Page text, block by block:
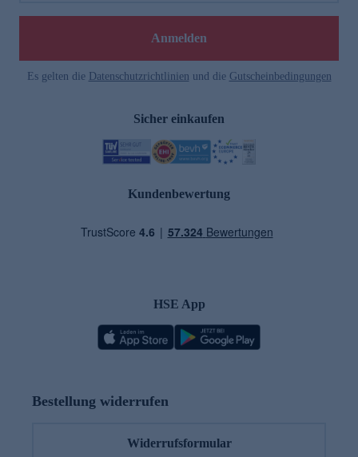
Anmelden
Es gelten die Datenschutzrichtlinien und die Gutscheinbedingungen
Sicher einkaufen
Kundenbewertung
HSE App
Bestellung widerrufen
Widerrufsformular